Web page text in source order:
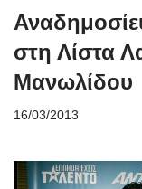
στη Λίστα
Μανωλίδου
16/03/2013